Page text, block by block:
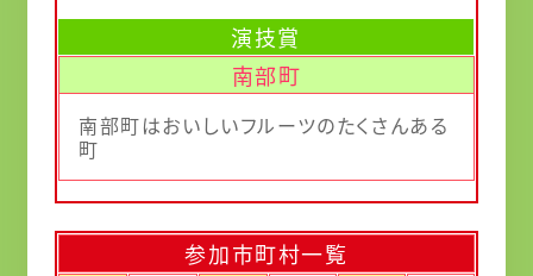
演技賞
南部町
南部町はおいしいフルーツのたくさんある
町
参加市町村一覧